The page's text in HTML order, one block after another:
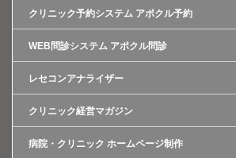
クリニック予約システム アポクル予約
WEB問診システム アポクル問診
レセコンアナライザー
クリニック経営マガジン
病院・クリニック ホームページ制作